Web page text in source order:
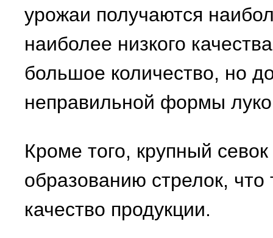
урожаи получаются
наиболее низкого
большое количество, но
неправильной формы
Кроме того, крупный
образованию стрелок,
качество продукции.